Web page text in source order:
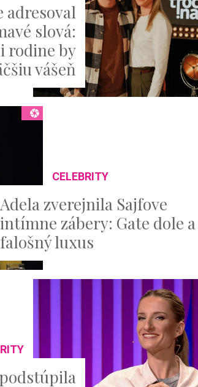
adresoval
slová:
rodine by
vášeň
CELEBRITY
Adela zverejnila Sajfove
intímne zábery: Gate dole a
falošný luxus